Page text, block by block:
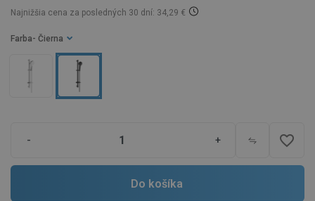
Najnižšia cena za posledných 30 dní: 34,29 €
Farba - Čierna
- + favorite_border
Do košíka